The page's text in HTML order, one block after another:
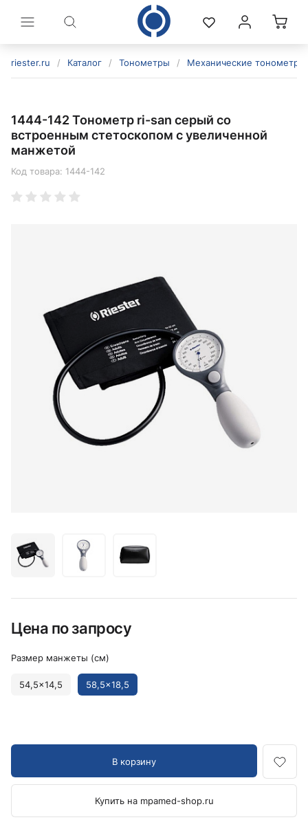
riester.ru / Каталог / Тонометры / Механические тонометры
1444-142 Тонометр ri-san серый со
встроенным стетоскопом с увеличенной
манжетой
Код товара: 1444-142
Цена по запросу
Размер манжеты (см)
54,5x14,5 58,5x18,5
В корзину
Купить на mpamed-shop.ru